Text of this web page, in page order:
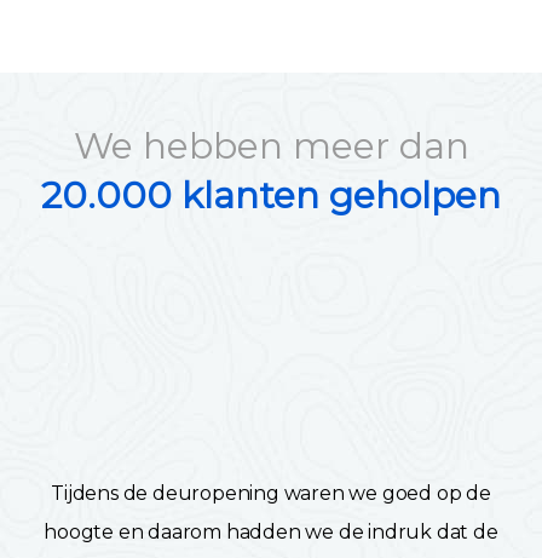
We hebben meer dan
20.000 klanten geholpen
Tijdens de deuropening waren we goed op de
hoogte en daarom hadden we de indruk dat de